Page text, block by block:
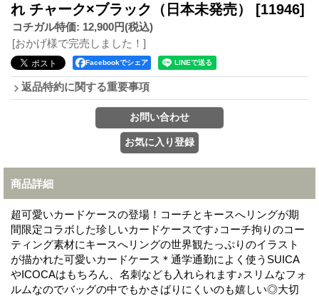
れ チャーク×ブラック（日本未発売） [11946]
コチガル特価: 12,900円(税込)
[おかげ様で完売しました！]
Facebookでシェア
返品特約に関する重要事項
商品詳細
超可愛いカードケースの登場！コーチとキースへリングが期
間限定コラボした珍しいカードケースです♪コーチ拘りのコー
ティング素材にキースへリングの世界観たっぷりのイラスト
が描かれた可愛いカードケース＊通学通勤によく使うSUICA
やICOCAはもちろん、名刺なども入れられます♪スリムなフォ
ルムなのでバッグの中でもかさばりにくいのも嬉しい◎大切